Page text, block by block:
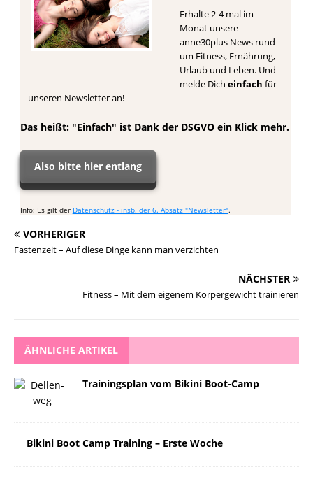
Erhalte 2-4 mal im
Monat unsere
anne30plus News rund
um Fitness, Ernährung,
Urlaub und Leben. Und
melde Dicheinfach für
unseren Newsletter an!
Das heißt: "Einfach" ist Dank der DSGVO ein Klick mehr.
Also bitte hier entlang
Info: Es gilt der Datenschutz - insb. der 6. Absatz "Newsletter".
VORHERIGER
Fastenzeit – Auf diese Dinge kann man verzichten
NÄCHSTER
Fitness – Mit dem eigenem Körpergewicht trainieren
ÄHNLICHE ARTIKEL
Trainingsplan vom Bikini Boot-Camp
Bikini Boot Camp Training – Erste Woche